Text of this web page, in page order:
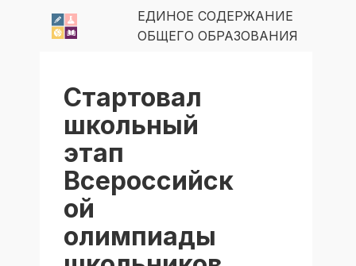
ЕДИНОЕ СОДЕРЖАНИЕ
ОБЩЕГО ОБРАЗОВАНИЯ
Стартовал
школьный
этап
Всероссийск
ой
олимпиады